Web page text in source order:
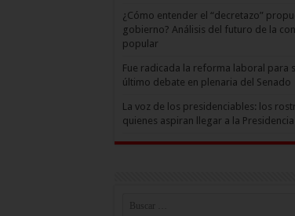
¿Cómo entender el “decretazo”
gobierno? Análisis del futuro de la
popular
Fue radicada la reforma laboral para
último debate en plenaria del Senado
La voz de los presidenciables: los
quienes aspiran llegar a la